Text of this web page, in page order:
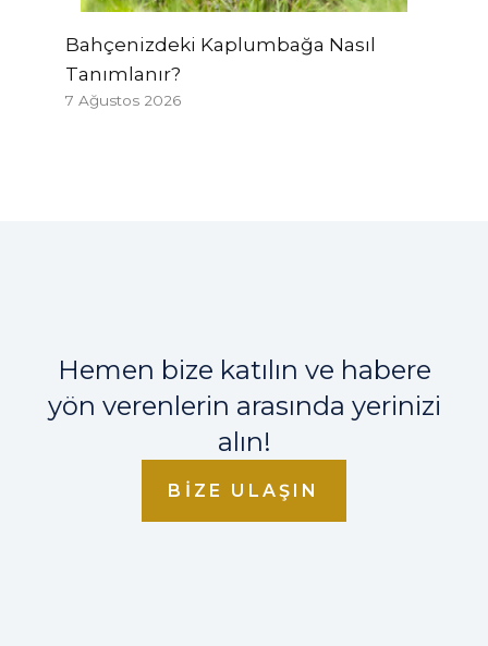
Bahçenizdeki Kaplumbağa Nasıl
Tanımlanır?
7 Ağustos 2026
Hemen bize katılın ve habere
yön verenlerin arasında yerinizi
alın!
BIZE ULAŞIN